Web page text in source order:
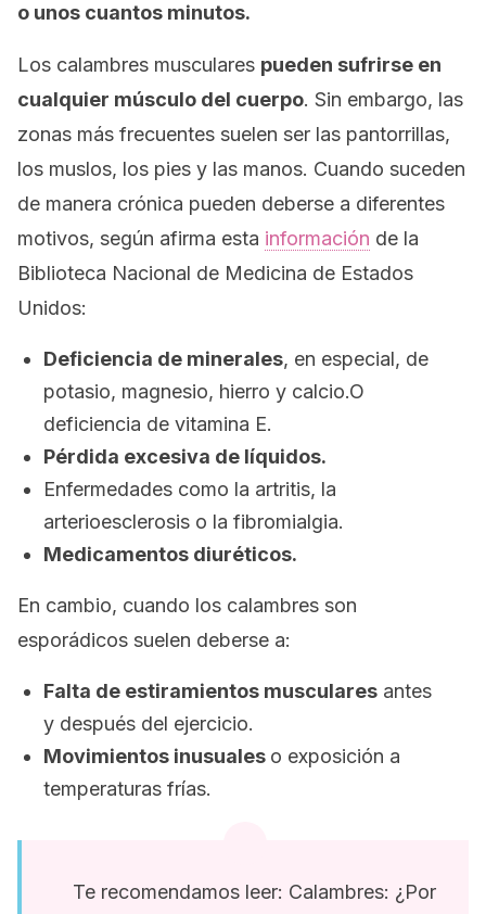
o unos cuantos minutos.
Los calambres musculares pueden sufrirse en
cualquier músculo del cuerpo. Sin embargo, las
zonas más frecuentes suelen ser las pantorrillas,
los muslos, los pies y las manos. Cuando suceden
de manera crónica pueden deberse a diferentes
motivos, según afirma esta información de la
Biblioteca Nacional de Medicina de Estados
Unidos:
Deficiencia de minerales, en especial, de
potasio, magnesio, hierro y calcio.O
deficiencia de vitamina E.
Pérdida excesiva de líquidos.
Enfermedades como la artritis, la
arterioesclerosis o la fibromialgia.
Medicamentos diuréticos.
En cambio, cuando los calambres son
esporádicos suelen deberse a:
Falta de estiramientos musculares antes
y después del ejercicio.
Movimientos inusuales o exposición a
temperaturas frías.
Te recomendamos leer: Calambres: ¿Por